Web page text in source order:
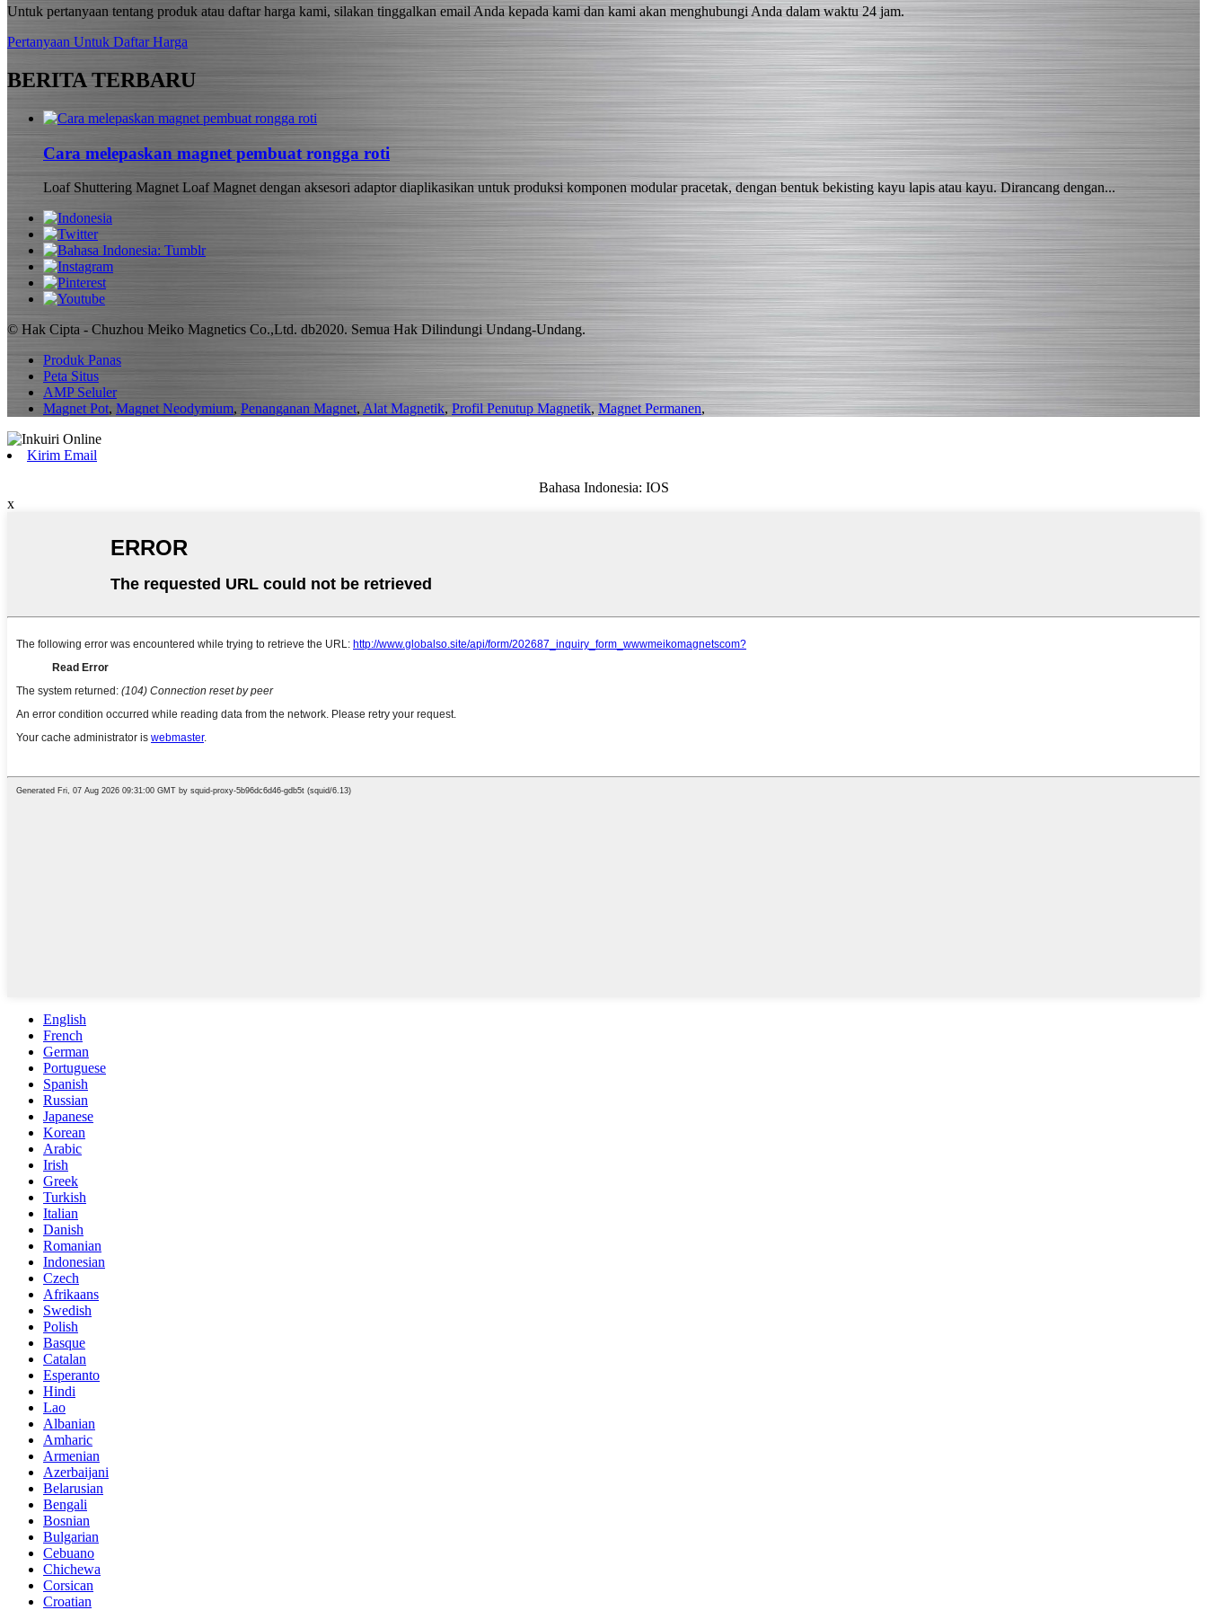
Untuk pertanyaan tentang produk atau daftar harga kami, silakan tinggalkan email Anda kepada kami dan kami akan menghubungi Anda dalam waktu 24 jam.
Pertanyaan Untuk Daftar Harga
BERITA TERBARU
Cara melepaskan magnet pembuat rongga roti
Loaf Shuttering Magnet Loaf Magnet dengan aksesori adaptor diaplikasikan untuk produksi komponen modular pracetak, dengan bentuk bekisting kayu lapis atau kayu. Dirancang dengan...
© Hak Cipta - Chuzhou Meiko Magnetics Co.,Ltd. db2020. Semua Hak Dilindungi Undang-Undang.
Produk Panas
Peta Situs
AMP Seluler
Magnet Pot, Magnet Neodymium, Penanganan Magnet, Alat Magnetik, Profil Penutup Magnetik, Magnet Permanen,
Kirim Email
Bahasa Indonesia: IOS
x
English
French
German
Portuguese
Spanish
Russian
Japanese
Korean
Arabic
Irish
Greek
Turkish
Italian
Danish
Romanian
Indonesian
Czech
Afrikaans
Swedish
Polish
Basque
Catalan
Esperanto
Hindi
Lao
Albanian
Amharic
Armenian
Azerbaijani
Belarusian
Bengali
Bosnian
Bulgarian
Cebuano
Chichewa
Corsican
Croatian